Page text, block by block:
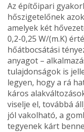
Az építőipari
hőszigetelőnek
amelyek két
0,2-0,25 W/(m.K)
hőátbocsátási
anyagot –
tulajdonságok is
legyen, hogy a rá
káros
viselje el, továbbá
jól vakolható, a
tegyenek kárt